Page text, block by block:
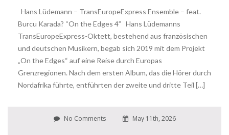
Hans Lüdemann – TransEuropeExpress Ensemble – feat.
Burcu Karada? “On the Edges 4” Hans Lüdemanns
TransEuropeExpress-Oktett, bestehend aus französischen
und deutschen Musikern, begab sich 2019 mit dem Projekt
„On the Edges“ auf eine Reise durch Europas
Grenzregionen. Nach dem ersten Album, das die Hörer durch
Nordafrika führte, entführten der zweite und dritte Teil […]
No Comments May 11th, 2026